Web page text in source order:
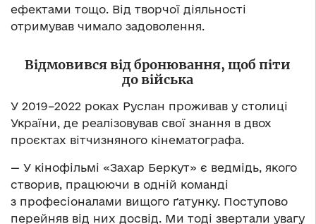
ефектами тощо. Від творчої діяльності
отримував чимало задоволення.
Відмовився від бронювання, щоб піти
до війська
У 2019–2022 роках Руслан проживав у столиці
України, де реалізовував свої знання в двох
проєктах вітчизняного кінематографа.
— У кінофільмі «Захар Беркут» є ведмідь, якого
створив, працюючи в одній команді
з професіоналами вищого ґатунку. Поступово
перейняв від них досвід. Ми тоді звертали увагу